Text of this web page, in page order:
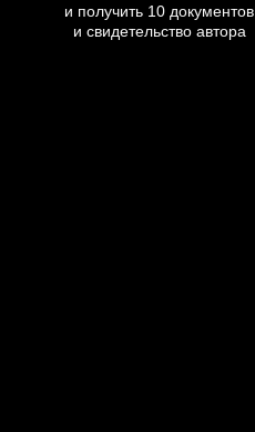
и получить 10 документов
и свидетельство автора